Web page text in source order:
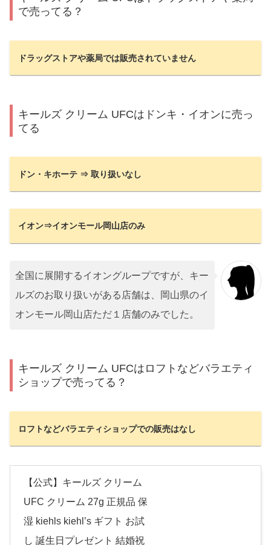
で売ってる？
ドラッグストアや薬局では販売されていません
キールズ クリーム UFCはドンキ・イオンに売っ
てる
ドン・キホーテ ⇒ 取り扱いなし
イオン⇒イオンモール岡山店のみ
全国に展開するイオングループですが、キー
ルズのお取り扱いがある店舗は、岡山県のイ
オンモール岡山店ただ１店舗のみでした。
キールズ クリーム UFCはロフトなどバラエティ
ショップで売ってる？
ロフトなどバラエティショップでの販売はなし
【公式】キールズ クリーム
UFC クリーム 27g 正規品 保
湿 kiehls kiehl’s ギフト お試
し 誕生日プレゼント 結婚祝